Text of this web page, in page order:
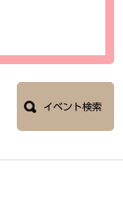
イベント検索